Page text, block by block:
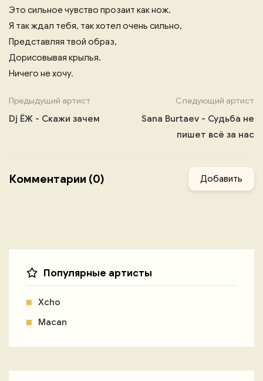
Это сильное чувство прозаит как нож.
Я так ждал тебя, так хотел очень сильно,
Представляя твой образ,
Дорисовывая крылья.
Ничего не хочу.
Предыдущий артист
Dj ЁЖ - Скажи зачем
Следующий артист
Sana Burtaev - Судьба не
пишет всё за нас
Комментарии (0) Добавить
Популярные артисты
Xcho
Macan